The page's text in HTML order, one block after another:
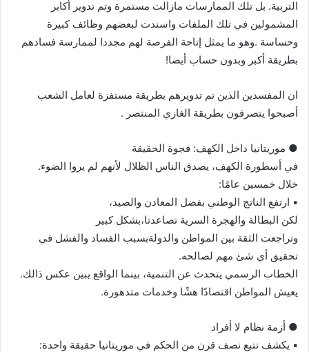
التربية. بل تلك الممارسات مازالت مستمرة وتم تدوير أكابر
المشمولين في تلك الملفات واسندت لبعضهم وظائف كبيرة
وحساسة .وهو ما يمثل إتاحة الفرصة لهم مجددا لممارسة فسادهم
بطريقة أكبر وبدون حساب أيضا!
ان المفسدين الذين تم تدويرهم بطريقة مستفزة لعامل الشعب
أصبحوا يتصرفون بطريقة الغازي المنتصر .
● موريتانيا داخل الكهف: فجوة الحقيقة
في أسطورة الكهف، يصدق الناس الظلال لأنهم لم يروا الضوء.
خلال خمسين عامًا:
▪︎ ارتفع الناتج الوطني بفضل المعادن والصيد،
لكن البطالة والهجرة السرية تصاعدتا،بشكل كبير
وتراجعت الثقة بين المواطن والدولةبسبب الفساد والفشل في
تحقيق أي شئ مهم لصالحه.
الخطاب الرسمي يتحدث عن التنمية، بينما الواقع يبين عكس ذالك.
يعيش المواطن اقتصادًا هشًا وخدمات متدهورة.
● أزمة نظام لا أفراد
▪︎ يكشف تتبع نصف قرن من الحكم في موريتانيا حقيقة واحدة: